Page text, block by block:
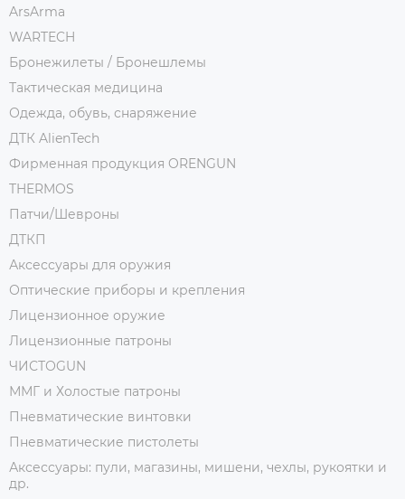
ArsArma
WARTECH
Бронежилеты / Бронешлемы
Тактическая медицина
Одежда, обувь, снаряжение
ДТК AlienTech
Фирменная продукция ORENGUN
THERMOS
Патчи/Шевроны
ДТКП
Аксессуары для оружия
Оптические приборы и крепления
Лицензионное оружие
Лицензионные патроны
ЧИСТОGUN
ММГ и Холостые патроны
Пневматические винтовки
Пневматические пистолеты
Аксессуары: пули, магазины, мишени, чехлы, рукоятки и
др.